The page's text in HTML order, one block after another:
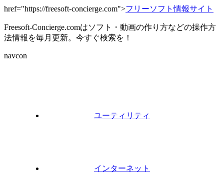
href="https://freesoft-concierge.com">フリーソフト情報サイト
Freesoft-Concierge.comはソフト・動画の作り方などの操作方
法情報を毎月更新。今すぐ検索を！
navcon
ユーティリティ
インターネット